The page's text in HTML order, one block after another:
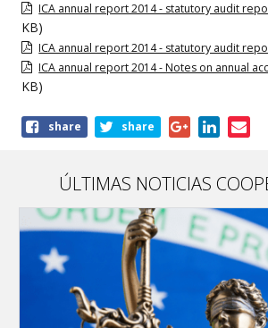
ICA annual report 2014 - statutory audit
KB)
ICA annual report 2014 - statutory audit
ICA annual report 2014 - Notes on annual
KB)
Shareshare share
ÚLTIMAS NOTICIAS